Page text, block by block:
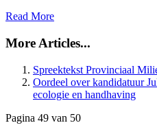
Read More
More Articles...
Spreektekst Provinciaal
Oordeel over kandidatuur
ecologie en handhaving
Pagina 49 van 50